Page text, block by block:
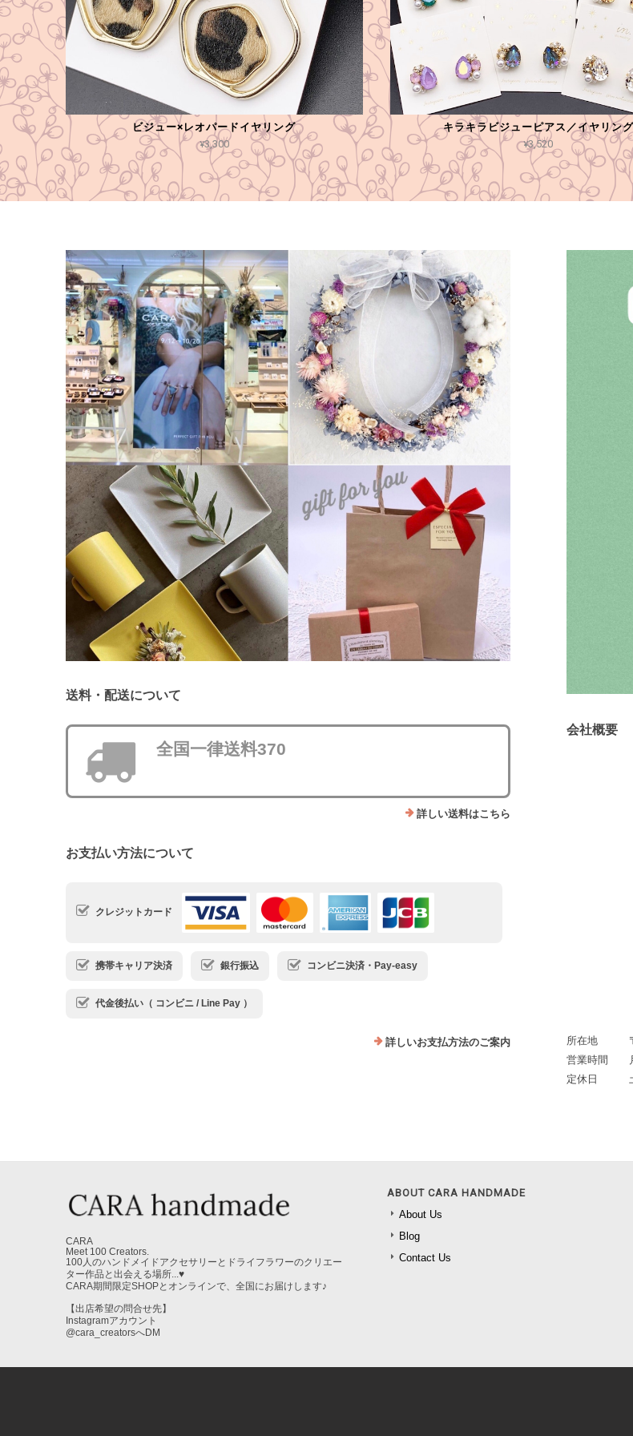
ビジュー×レオパードイヤリング
¥3,300
キラキラビジューピアス／イヤリング
¥3,520
送料・配送について
全国一律送料370
詳しい送料はこちら
お支払い方法について
クレジットカード
携帯キャリア決済 銀行振込 コンビニ決済・Pay-easy
代金後払い（ コンビニ / Line Pay ）
詳しいお支払方法のご案内
会社概要
所在地
営業時間
定休日
CARA
Meet 100 Creators.
100人のハンドメイドアクセサリーとドライフラワーのクリエー
ター作品と出会える場所...♥
CARA期間限定SHOPとオンラインで、全国にお届けします♪
【出店希望の問合せ先】
Instagramアカウント
@cara_creatorsへDM
ABOUT CARA HANDMADE
About Us
Blog
Contact Us